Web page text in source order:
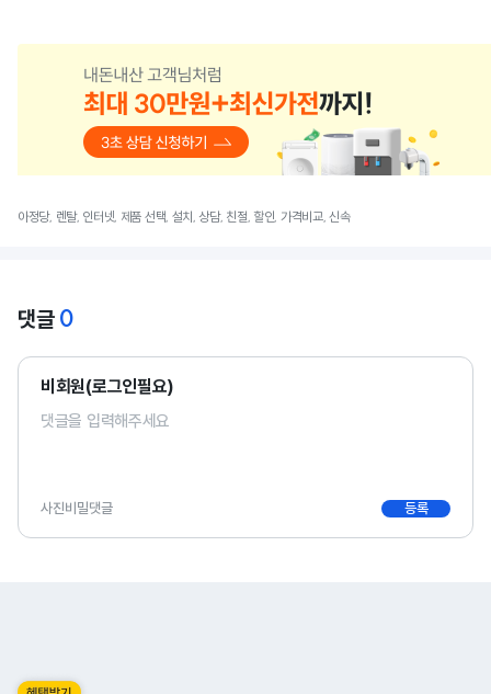
아정당, 렌탈, 인터넷, 제품 선택, 설치, 상담, 친절, 할인, 가격비교, 신속
댓글 0
비회원(로그인필요)
사진비밀댓글 등록